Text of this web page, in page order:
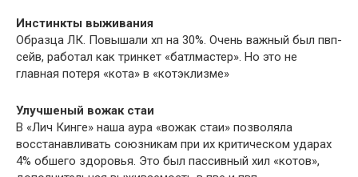
Инстинкты выживания
Образца ЛК. Повышали хп на 30%. Очень важный был пвп-
сейв, работал как тринкет «батлмастер». Но это не
главная потеря «кота» в «котэклизме»
Улучшеный вожак стаи
В «Лич Кинге» наша аура «вожак стаи» позволяла
восстанавливать союзникам при их критическом ударах
4% обшего здоровья. Это был пассивный хил «котов»,